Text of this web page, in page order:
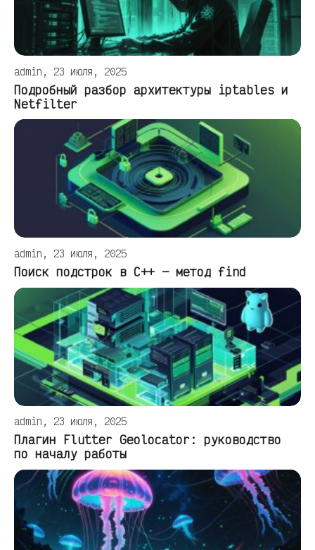
admin, 23 июля, 2025
Подробный разбор архитектуры iptables и
Netfilter
admin, 23 июля, 2025
Поиск подстрок в C++ — метод find
admin, 23 июля, 2025
Плагин Flutter Geolocator: руководство
по началу работы